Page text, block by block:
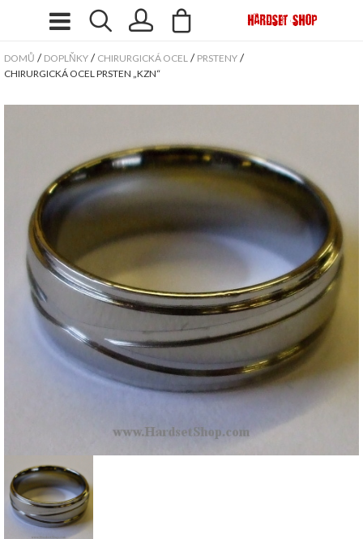
DOMŮ / DOPLŇKY / CHIRURGICKÁ OCEL / PRSTENY /
CHIRURGICKÁ OCEL PRSTEN „KZN“